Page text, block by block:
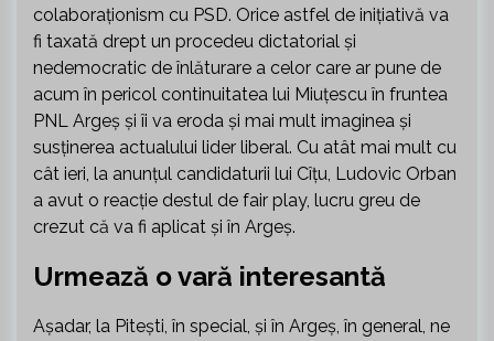
colaboraționism cu PSD. Orice astfel de inițiativă va
fi taxată drept un procedeu dictatorial și
nedemocratic de înlăturare a celor care ar pune de
acum în pericol continuitatea lui Miuțescu în fruntea
PNL Argeș și îi va eroda și mai mult imaginea și
susținerea actualului lider liberal. Cu atât mai mult cu
cât ieri, la anunțul candidaturii lui Cîțu, Ludovic Orban
a avut o reacție destul de fair play, lucru greu de
crezut că va fi aplicat și în Argeș.
Urmează o vară interesantă
Așadar, la Pitești, în special, și în Argeș, în general, ne